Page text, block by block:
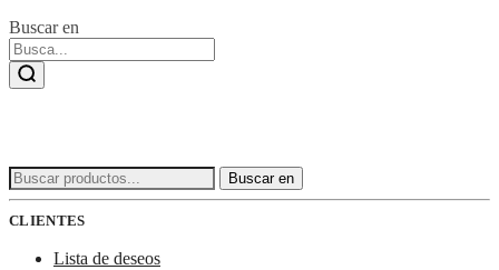
Buscar en
Buscar: Buscar en
CLIENTES
Lista de deseos